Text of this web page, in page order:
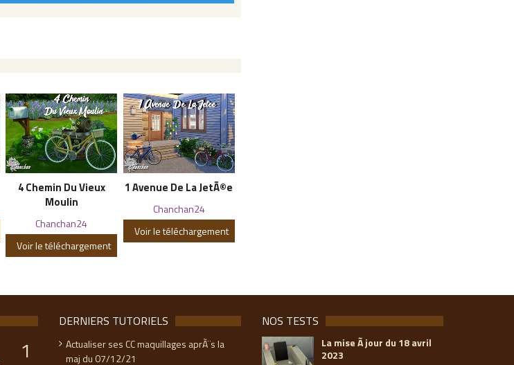
4 Chemin Du Vieux
Moulin
Chanchan24
Voir le téléchargement
1 Avenue De La JetÃ©e
Chanchan24
Voir le téléchargement
1
DERNIERS TUTORIELS
Actualiser ses CC maquillages aprÃ¨s la
maj du 07/12/21
NOS TESTS
La mise Ã jour du 18 avril
2023